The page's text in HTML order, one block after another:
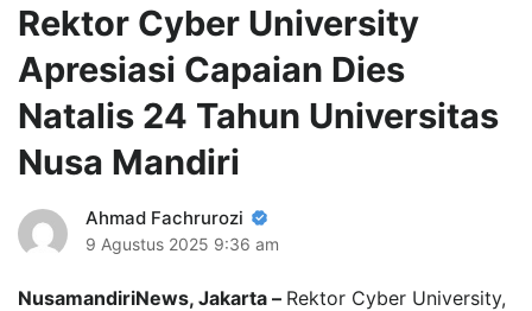
Rektor Cyber University
Apresiasi Capaian Dies
Natalis 24 Tahun Universitas
Nusa Mandiri
Ahmad Fachrurozi
9 Agustus 2025 9:36 am
NusamandiriNews, Jakarta – Rektor Cyber University,